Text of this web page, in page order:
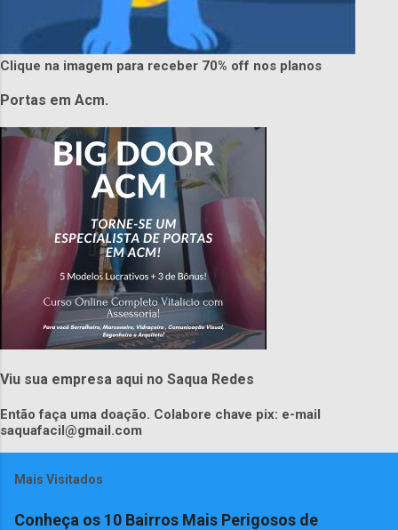
Clique na imagem para receber 70% off nos planos
Portas em Acm.
Viu sua empresa aqui no Saqua Redes
Então faça uma doação. Colabore chave pix: e-mail
saquafacil@gmail.com
Mais Visitados
Conheça os 10 Bairros Mais Perigosos de